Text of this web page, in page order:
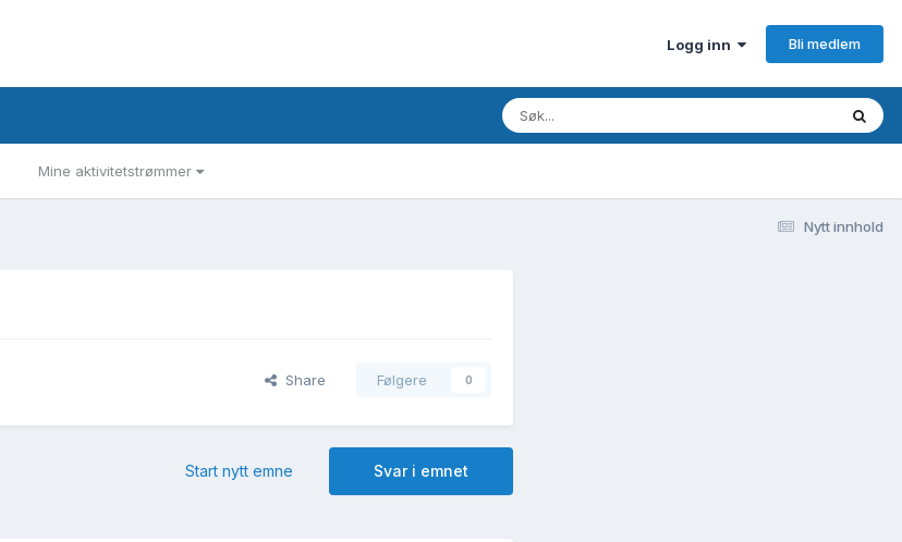
Logg inn Bli medlem
Mine aktivitetstrømmer
Nytt innhold
Share Følgere 0
Svar i emnet
Start nytt emne